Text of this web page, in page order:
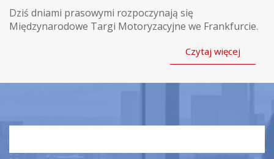
Dziś dniami prasowymi rozpoczynają się
Międzynarodowe Targi Motoryzacyjne we Frankfurcie.
Czytaj więcej